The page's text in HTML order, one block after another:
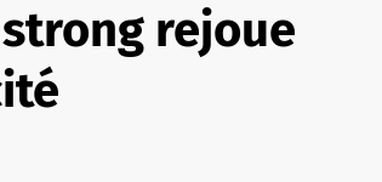
rejoue